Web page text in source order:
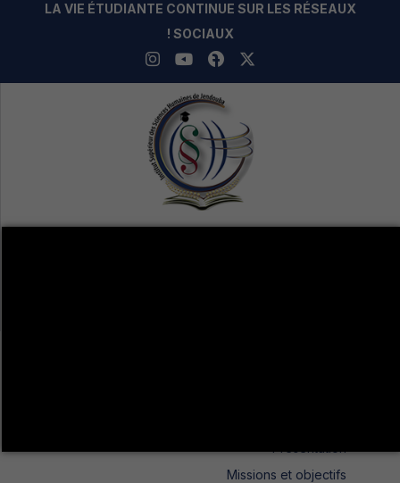
LA VIE ÉTUDIANTE CONTINUE SUR LES RÉSEAUX
SOCIAUX !
Missions et objectifs